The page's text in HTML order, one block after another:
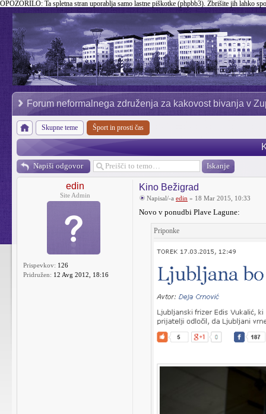
OPOZORILO: Ta spletna stran uporablja samo lastne piškotke (phpbb3). Zbrišite jih lahko
Forum neformalnega združenja za kakovost bivanja v
Skupne teme Šport in prosti čas
Napiši odgovor
edin
Site Admin
Prispevkov: 126
Pridružen: 12 Avg 2012, 18:16
Kino Bežigrad
Napisal/-a edin » 18 Mar 2015, 10:33
Novo v ponudbi Plave Lagune:
Priponke